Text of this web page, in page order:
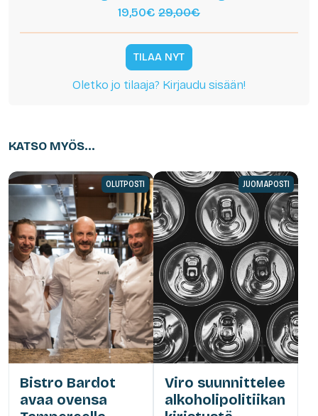
19,50€ 29,00€
TILAA NYT
Oletko jo tilaaja? Kirjaudu sisään!
KATSO MYÖS...
OLUTPOSTI
Bistro Bardot
avaa ovensa
JUOMAPOSTI
Viro suunnittelee
alkoholipolitiikan